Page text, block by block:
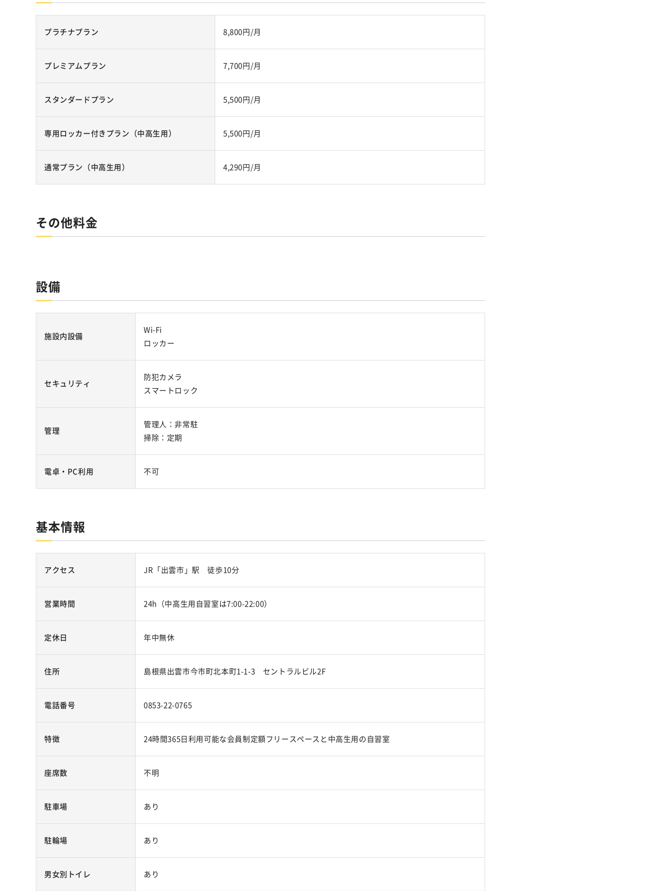
プラチナプラン 8,800円/月
プレミアムプラン 7,700円/月
スタンダードプラン 5,500円/月
専用ロッカー付きプラン（中高生用） 5,500円/月
通常プラン（中高生用） 4,290円/月
その他料金
設備
施設内設備
Wi-Fi
ロッカー
セキュリティ
防犯カメラ
スマートロック
管理
管理人：非常駐
掃除：定期
電卓・PC利用 不可
基本情報
アクセス JR「出雲市」駅 徒歩10分
営業時間 24h（中高生用自習室は7:00-22:00）
定休日 年中無休
住所 島根県出雲市今市町北本町1-1-3 セントラルビル2F
電話番号 0853-22-0765
特徴 24時間365日利用可能な会員制定額フリースペースと中高生用の自習室
座席数 不明
駐車場 あり
駐輪場 あり
男女別トイレ あり